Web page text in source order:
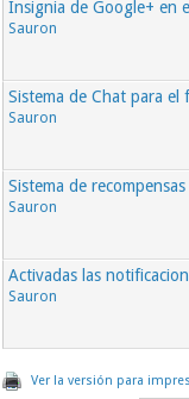
Insignia de Google+ en
Sauron
Sistema de Chat para
Sauron
Sistema de
Sauron
Activadas las
Sauron
Ver la versión para